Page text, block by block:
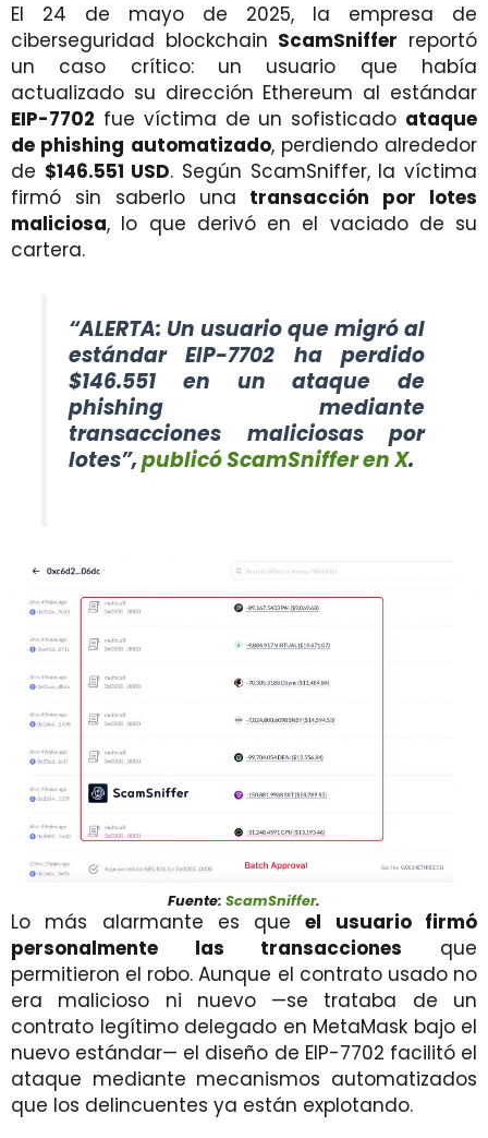
El 24 de mayo de 2025, la empresa de
ciberseguridad blockchain ScamSniffer reportó
un caso crítico: un usuario que había
actualizado su dirección Ethereum al estándar
EIP-7702 fue víctima de un sofisticado ataque
de phishing automatizado, perdiendo alrededor
de $146.551 USD. Según ScamSniffer, la víctima
firmó sin saberlo una transacción por lotes
maliciosa, lo que derivó en el vaciado de su
cartera.
“ALERTA: Un usuario que migró al
estándar EIP-7702 ha perdido
$146.551 en un ataque de
phishing mediante
transacciones maliciosas por
lotes”,publicó ScamSniffer en X.
Fuente: ScamSniffer.
Lo más alarmante es queel usuario firmó
personalmente las transacciones que
permitieron el robo. Aunque el contrato usado no
era malicioso ni nuevo —se trataba de un
contrato legítimo delegado en MetaMask bajo el
nuevo estándar— el diseño de EIP-7702 facilitó el
ataque mediante mecanismos automatizados
que los delincuentes ya están explotando.